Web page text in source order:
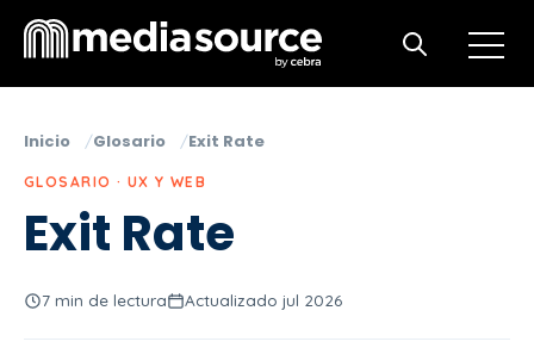
Open
Open search
Inicio Glosario Exit Rate
GLOSARIO · UX Y WEB
Exit Rate
7 min de lectura Actualizado jul 2026